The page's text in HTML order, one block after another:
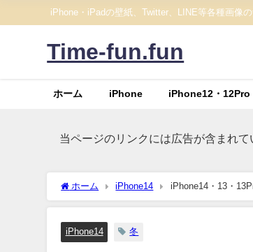
iPhone・iPadの壁紙、Twitter、LINE等各種画像
Time-fun.fun
ホーム iPhone iPhone12・12Pro
当ページのリンクには広告が含まれて
ホーム iPhone14 iPhone14・13・
iPhone14 冬